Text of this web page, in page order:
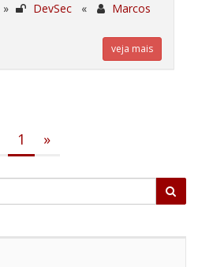
» DevSec «
Marcos
veja mais
1 »